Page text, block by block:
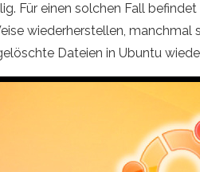
Für einen solchen Fall
wiederherstellen,
Dateien in Ubuntu